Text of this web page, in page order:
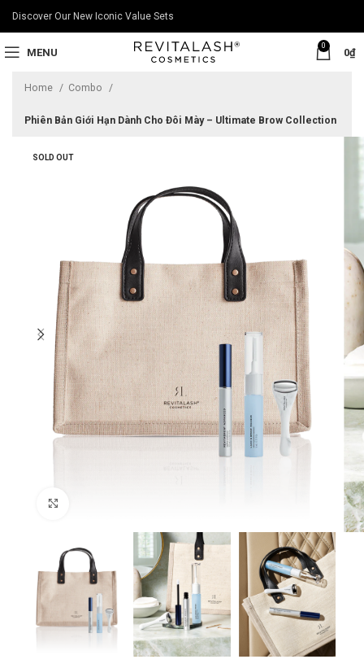
Discover Our New Iconic Value Sets
MENU
0
0₫
Home Combo
Phiên Bản Giới Hạn Dành Cho Đôi Mày – Ultimate Brow Collection
SOLD OUT